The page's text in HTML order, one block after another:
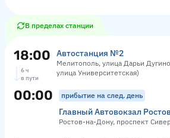
В пределах станции
18:00 Автостанция №2
Мелитополь, улица Дарьи
улица Университетская)
6 ч
в пути
00:00 прибытие на след. день
Главный Автовокзал
Ростов-на-Дону, проспект